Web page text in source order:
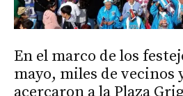
En el marco de los
mayo, miles de vecinos
acercaron a la Plaza